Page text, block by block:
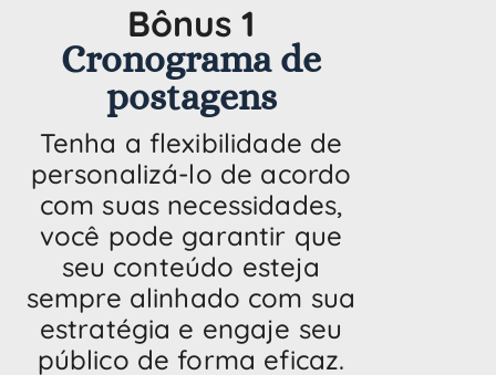
Bônus 1
Cronograma de
postagens
Tenha a flexibilidade de
personalizá-lo de acordo
com suas necessidades,
você pode garantir que
seu conteúdo esteja
sempre alinhado com sua
estratégia e engaje seu
público de forma eficaz.